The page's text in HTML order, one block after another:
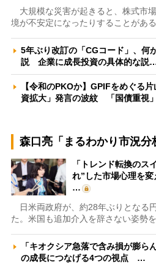
大規模な災害が起きると、株式市
境が不安定になったりすることがあ
5年ぶり改訂の「CGコード」、何
説 企業に成長投資の具体的な説
【令和のPKOか】GPIFをめぐる
資拡大」発言の波紋 「国債重視
森口亮「まるわかり市況分
「トレンド転換のス
れ”した市場心理を変
…
日米両政府が、約28年ぶりとなる
た。米国も追加介入を辞さない姿勢
「キオクシア急落で含み損が膨
の成長につなげる4つの視点 …